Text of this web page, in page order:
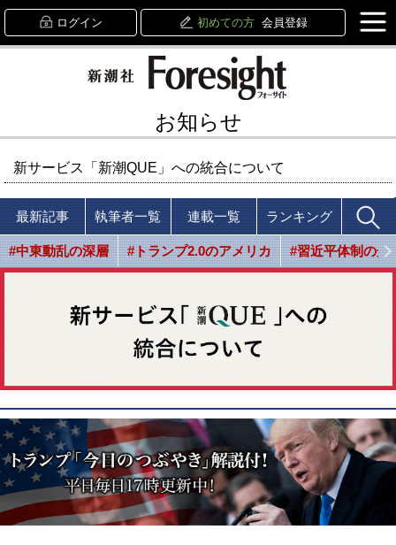
ログイン 初めての方 会員登録
お知らせ
新サービス「新潮QUE」への統合について
最新記事 執筆者一覧 連載一覧 ランキング
#中東動乱の深層 #トランプ2.0のアメリカ #習近平体制の光